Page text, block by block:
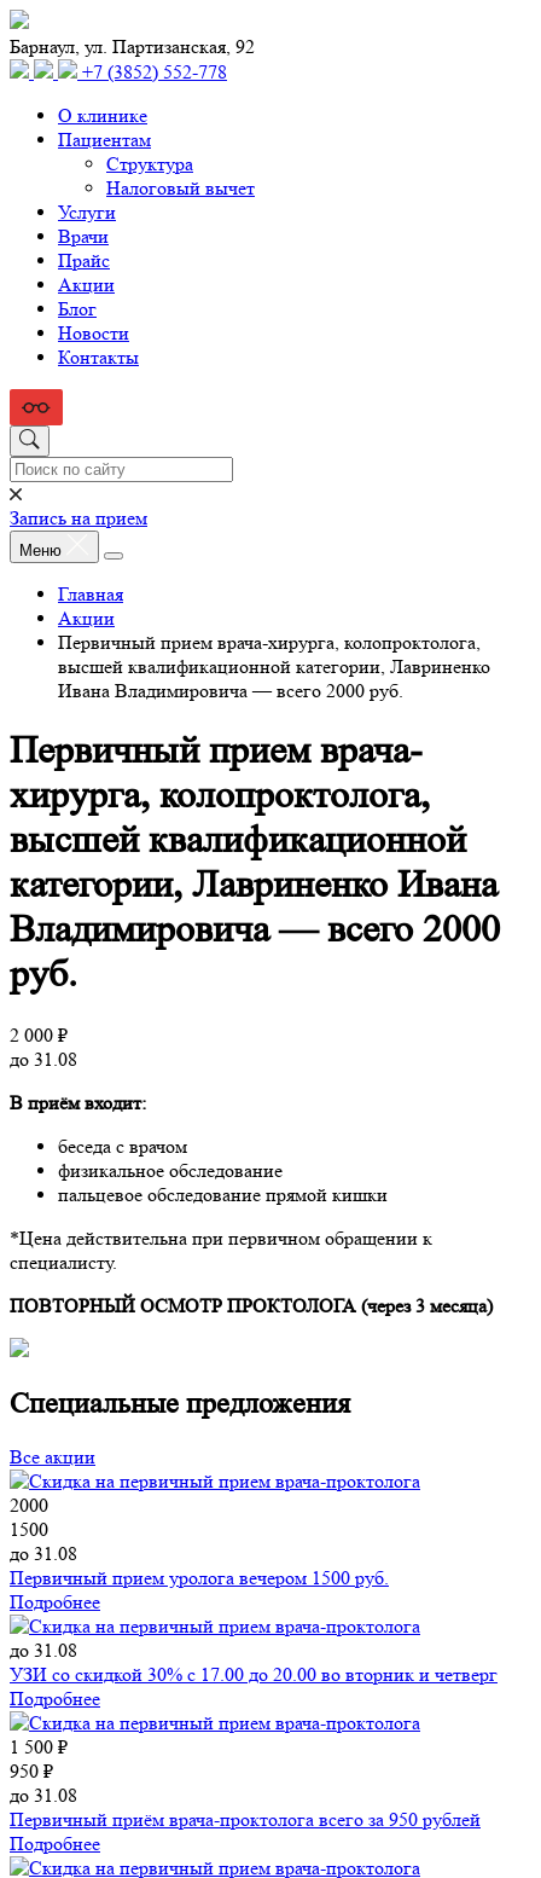
Барнаул, ул. Партизанская, 92
+7 (3852) 552‑778
О клинике
Пациентам
Структура
Налоговый вычет
Услуги
Врачи
Прайс
Акции
Блог
Новости
Контакты
Запись на прием
Меню
Главная
Акции
Первичный прием врача-хирурга, колопроктолога,
высшей квалификационной категории, Лавриненко
Ивана Владимировича — всего 2000 руб.
Первичный прием врача-
хирурга, колопроктолога,
высшей квалификационной
категории, Лавриненко Ивана
Владимировича — всего 2000
руб.
2 000 ₽
до 31.08
В приём входит:
беседа с врачом
физикальное обследование
пальцевое обследование прямой кишки
*Цена действительна при первичном обращении к
специалисту.
ПОВТОРНЫЙ ОСМОТР ПРОКТОЛОГА (через 3 месяца)
Специальные предложения
Все акции
2000
1500
до 31.08
Первичный прием уролога вечером 1500 руб.
Подробнее
до 31.08
УЗИ со скидкой 30% с 17.00 до 20.00 во вторник и четверг
Подробнее
1 500 ₽
950 ₽
до 31.08
Первичный приём врача-проктолога всего за 950 рублей
Подробнее